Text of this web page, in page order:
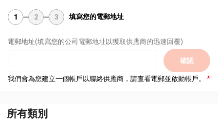
1 2 3 填寫您的電郵地址
電郵地址(填寫您的公司電郵地址以獲取供應商的迅速回覆)
確認
我們會為您建立一個帳戶以聯絡供應商，請查看電郵並啟動帳戶。
所有類別